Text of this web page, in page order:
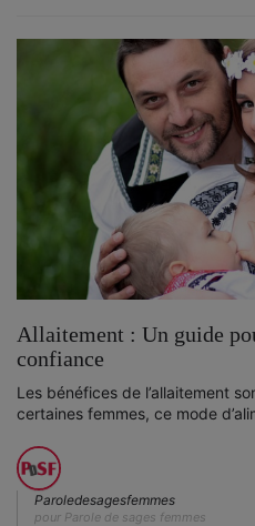
Allaitement : Un guide
confiance
Les bénéfices de l’allaitement
certaines femmes, ce mode
Paroledesagesfemmes
pour Parole de sages femmes